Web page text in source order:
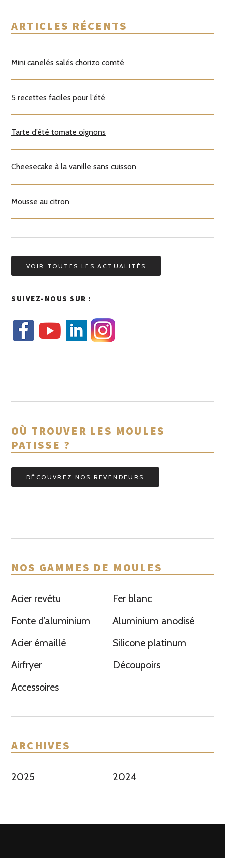
ARTICLES RÉCENTS
Mini canelés salés chorizo comté
5 recettes faciles pour l’été
Tarte d’été tomate oignons
Cheesecake à la vanille sans cuisson
Mousse au citron
VOIR TOUTES LES ACTUALITÉS
SUIVEZ-NOUS SUR :
OÙ TROUVER LES MOULES
PATISSE ?
DÉCOUVREZ NOS REVENDEURS
NOS GAMMES DE MOULES
Acier revêtu
Fer blanc
Fonte d’aluminium
Aluminium anodisé
Acier émaillé
Silicone platinum
Airfryer
Découpoirs
Accessoires
ARCHIVES
2025 2024